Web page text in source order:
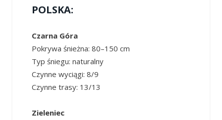
POLSKA:
Czarna Góra
Pokrywa śnieżna: 80–150 cm
Typ śniegu: naturalny
Czynne wyciągi: 8/9
Czynne trasy: 13/13
Zieleniec